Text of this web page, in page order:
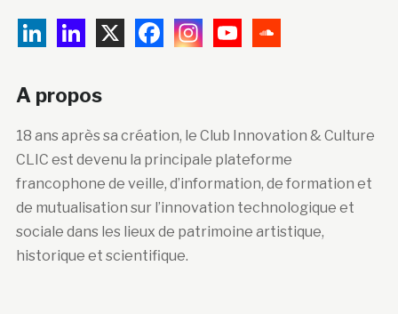
A propos
18 ans après sa création, le Club Innovation & Culture
CLIC est devenu la principale plateforme
francophone de veille, d’information, de formation et
de mutualisation sur l’innovation technologique et
sociale dans les lieux de patrimoine artistique,
historique et scientifique.